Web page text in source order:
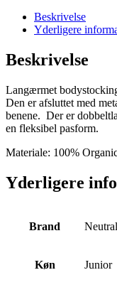
Bodystocking
antal
Beskrivelse
Yderligere
Beskrivelse
Langærmet
Den er afsluttet med
benene. Der er
en fleksibel pasform.
Materiale: 100%
Yderligere
Brand Neutral
Køn Junior